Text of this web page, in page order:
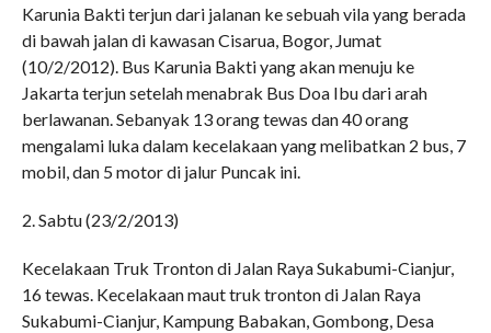
Karunia Bakti terjun dari jalanan ke sebuah vila yang berada
di bawah jalan di kawasan Cisarua, Bogor, Jumat
(10/2/2012). Bus Karunia Bakti yang akan menuju ke
Jakarta terjun setelah menabrak Bus Doa Ibu dari arah
berlawanan. Sebanyak 13 orang tewas dan 40 orang
mengalami luka dalam kecelakaan yang melibatkan 2 bus, 7
mobil, dan 5 motor di jalur Puncak ini.
2. Sabtu (23/2/2013)
Kecelakaan Truk Tronton di Jalan Raya Sukabumi-Cianjur,
16 tewas. Kecelakaan maut truk tronton di Jalan Raya
Sukabumi-Cianjur, Kampung Babakan, Gombong, Desa